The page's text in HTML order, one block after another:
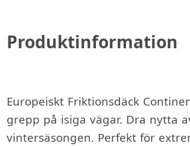
Produktinformation
Europeiskt Friktionsdäck
grepp på isiga vägar. Dra nytta
vintersäsongen. Perfekt för